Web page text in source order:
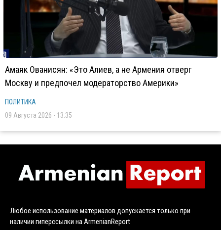
Амаяк Ованисян: «Это Алиев, а не Армения отверг
Москву и предпочел модераторство Америки»
ПОЛИТИКА
09 Августа 2026 - 13:35
Любое использование материалов допускается только при
наличии гиперссылки на ArmenianReport